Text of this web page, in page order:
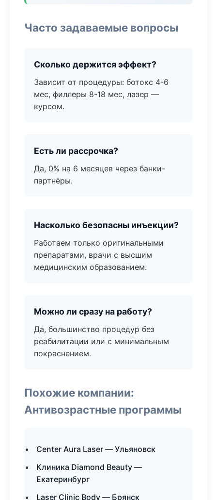
Часто задаваемые вопросы
Сколько держится эффект?
Зависит от процедуры: ботокс 4-6
мес, филлеры 8-18 мес, лазер —
курсом.
Есть ли рассрочка?
Да, 0% на 6 месяцев через банки-
партнёры.
Насколько безопасны инъекции?
Работаем только оригинальными
препаратами, врачи с высшим
медицинским образованием.
Можно ли сразу на работу?
Да, большинство процедур без
реабилитации или с минимальным
покраснением.
Похожие компании:
Антивозрастные программы
Center Aura Laser — Ульяновск
Клиника Diamond Beauty —
Екатеринбург
Laser Clinic Body — Брянск